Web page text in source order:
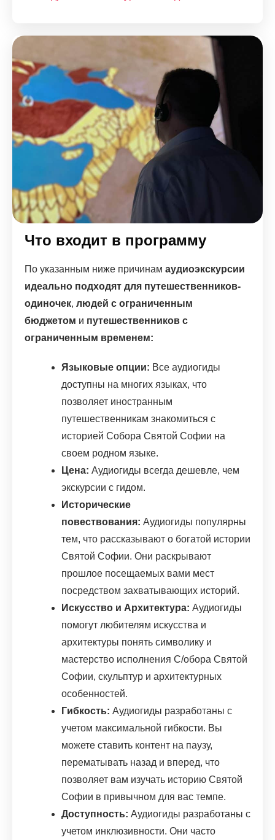
Что входит в программу
По указанным ниже причинам аудиоэкскурсии
идеально подходят для путешественников-
одиночек, людей с ограниченным
бюджетом и путешественников с
ограниченным временем:
Языковые опции: Все аудиогиды
доступны на многих языках, что
позволяет иностранным
путешественникам знакомиться с
историей Собора Святой Софии на
своем родном языке.
Цена: Аудиогиды всегда дешевле, чем
экскурсии с гидом.
Исторические
повествования: Аудиогиды популярны
тем, что рассказывают о богатой истории
Святой Софии. Они раскрывают
прошлое посещаемых вами мест
посредством захватывающих историй.
Искусство и Архитектура: Аудиогиды
помогут любителям искусства и
архитектуры понять символику и
мастерство исполнения С/обора Святой
Софии, скульптур и архитектурных
особенностей.
Гибкость: Аудиогиды разработаны с
учетом максимальной гибкости. Вы
можете ставить контент на паузу,
перематывать назад и вперед, что
позволяет вам изучать историю Святой
Софии в привычном для вас темпе.
Доступность: Аудиогиды разработаны с
учетом инклюзивности. Они часто